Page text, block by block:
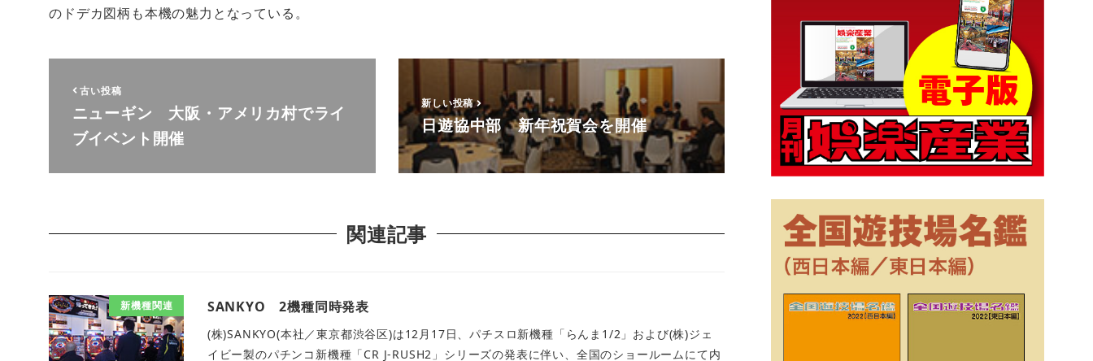
のドデカ図柄も本機の魅力となっている。
古い投稿
ニューギン 大阪・アメリカ村でライ
ブイベント開催
新しい投稿
日遊協中部 新年祝賀会を開催
関連記事
新機種関連 SANKYO 2機種同時発表
(株)SANKYO(本社／東京都渋谷区)は12月17日、パチスロ新機種「らんま1/2」および(株)ジェ
イビー製のパチンコ新機種「CR J-RUSH2」シリーズの発表に伴い、全国のショールームにて内